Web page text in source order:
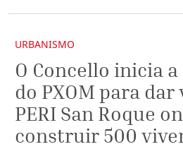
URBANISMO
O Concello inicia
do PXOM para
PERI San Roque
construir 500